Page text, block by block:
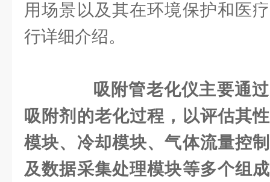
用场景以及其在环境保护和医
行详细介绍。
吸附管老化仪主要通
吸附剂的老化过程，以评估其
模块、冷却模块、气体流量控
及数据采集处理模块等多个组